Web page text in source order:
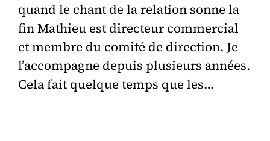
quand le chant de la relation sonne la
fin Mathieu est directeur commercial
et membre du comité de direction. Je
l’accompagne depuis plusieurs années.
Cela fait quelque temps que les…